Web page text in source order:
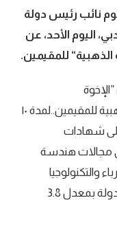
نائب رئيس دولة
اليوم الأحد، عن
للمقيمين.
والأخوات..اعتمدنا اليوم منح الإقامة الذهبية للمقيمين..لمدة ١٠
على شهادات
مجالات هندسة
والتكنولوجيا
الحيوية،متفوقو الجامعات المعتمدة بالدولة بمعدل 3.8